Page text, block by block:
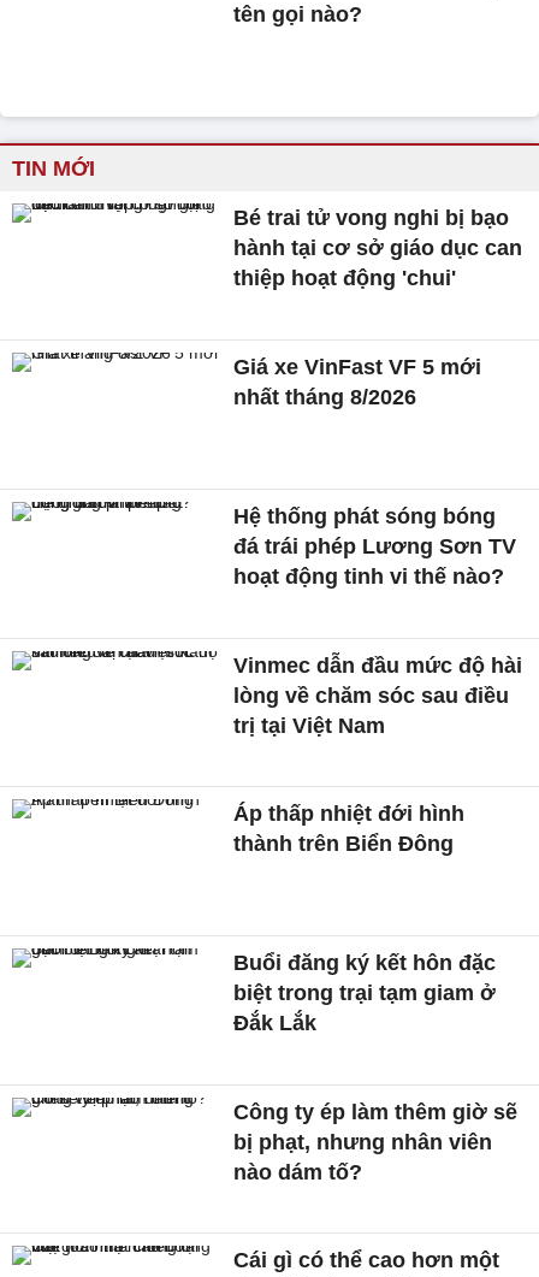
tên gọi nào?
TIN MỚI
Bé trai tử vong nghi bị bạo
hành tại cơ sở giáo dục can
thiệp hoạt động 'chui'
Giá xe VinFast VF 5 mới
nhất tháng 8/2026
Hệ thống phát sóng bóng
đá trái phép Lương Sơn TV
hoạt động tinh vi thế nào?
Vinmec dẫn đầu mức độ hài
lòng về chăm sóc sau điều
trị tại Việt Nam
Áp thấp nhiệt đới hình
thành trên Biển Đông
Buổi đăng ký kết hôn đặc
biệt trong trại tạm giam ở
Đắk Lắk
Công ty ép làm thêm giờ sẽ
bị phạt, nhưng nhân viên
nào dám tố?
Cái gì có thể cao hơn một